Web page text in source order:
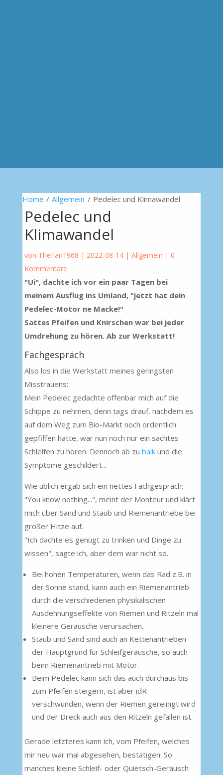
Home / Allgemein / Pedelec und Klimawandel
Pedelec und
Klimawandel
von TheFan1968 | 2022-08-14| Allgemein | 0
Kommentare
"Ui", dachte ich vor ein paar Tagen bei
meinem Ausflug ins Umland, "jetzt hat dein
Pedelec-Motor ne Macke!"
Sattes Pfeifen und Knirschen war bei jeder
Umdrehung zu hören. Ab zur Werkstatt!
Fachgespräch
Also los in die Werkstatt meines geringsten
Misstrauens:
Mein Pedelec gedachte offenbar mich auf die
Schippe zu nehmen, denn tags drauf, nachdem es
auf dem Weg zum Bio-Markt noch ordentlich
gepfiffen hatte, war nun noch nur ein sachtes
Schleifen zu hören. Dennoch ab zu baikund die
Symptome geschildert...
Wie üblich ergab sich ein nettes Fachgespräch:
"You know nothing...", meint der Monteur und klärt
mich über Sand und Staub und Riemenantriebe bei
großer Hitze auf.
"Ich dachte es genügt zu trinken und Dinge zu
wissen", sagte ich, aber dem war nicht so.
Bei hohen Temperaturen, wenn das Rad z.B. in
der Sonne stand, kann auch ein Riemenantrieb
durch die verschiedenen physikalischen
Ausdehnungseffekte von Riemen und Ritzeln mal
kleinere Geräusche verursachen.
Staub und Sand sind auch an Kettenantrieben
der Hauptgrund für Schleifgeräusche, so auch
beim Riemenantrieb mit Motor.
Beim Pedelec kann sich das auch durchaus bis
zum Pfeifen steigern, ist aber idR
verschwunden, wenn der Riemen gereinigt wird
und der Dreck auch aus den Ritzeln gefallen ist.
Gerade letzteres kann ich, vom Pfeifen, welches
mir neu war mal abgesehen, bestätigen: So
manches kleine Schleif- oder Quietsch-Geräusch